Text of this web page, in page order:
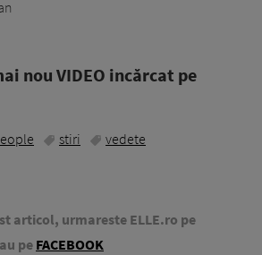
nou VIDEO incărcat pe
stiri vedete
articol, urmareste ELLE.ro pe
pe FACEBOOK